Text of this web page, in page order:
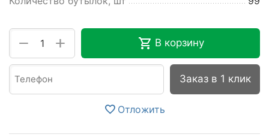
+
− В корзину
Заказ в 1 клик
Отложить